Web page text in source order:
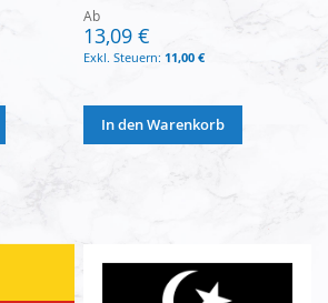
Ab
13,09 €
11,00 €
In den Warenkorb